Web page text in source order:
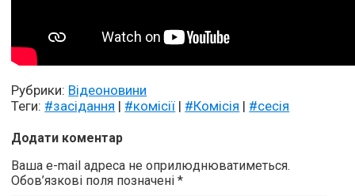
Рубрики: Відеоновини
Теги: #засідання | #комісії | #Комісія | #сесія
Додати коментар
Ваша e-mail адреса не оприлюднюватиметься.
Обов’язкові поля позначені*